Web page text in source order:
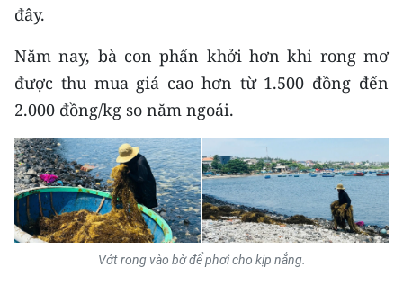
ESPAÑOL
한국어
đây.
Năm nay, bà con phấn khởi hơn khi rong mơ
được thu mua giá cao hơn từ 1.500 đồng đến
2.000 đồng/kg so năm ngoái.
Vớt rong vào bờ để phơi cho kịp nắng.